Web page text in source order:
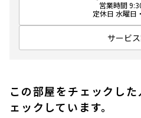
営業時間
定休日 水曜日
サービ
この部屋をチェックし
ェックしています。